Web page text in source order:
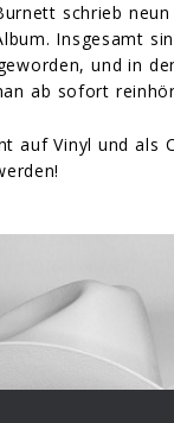
schrieb neun
Insgesamt
und in
ab sofort
auf Vinyl und als